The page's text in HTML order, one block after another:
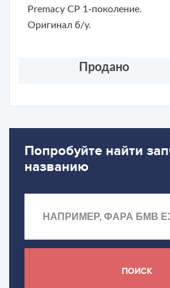
Premacy CP 1-поколение.
Оригинал б/у.
Продано
Попробуйте найти
названию
ПОИСК